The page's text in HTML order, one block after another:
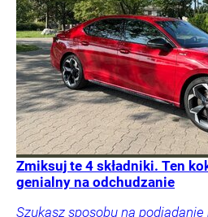
Zmiksuj te 4 składniki. Ten
genialny na odchudzanie
Szukasz sposobu na